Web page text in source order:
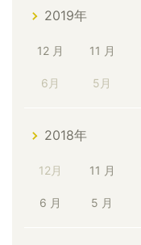
2019年
12 月 11 月
6月 5月
2018年
12月 11 月
6 月 5 月